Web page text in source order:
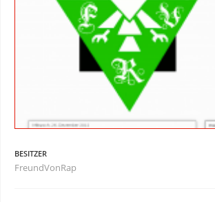
BESITZER
FreundVonRap